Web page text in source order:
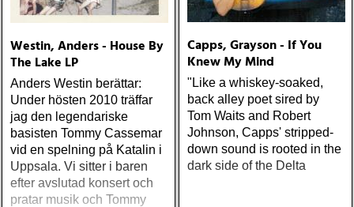
Westin, Anders - House By
The Lake LP
Anders Westin berättar:
Under hösten 2010 träffar
jag den legendariske
basisten Tommy Cassemar
vid en spelning på Katalin i
Uppsala. Vi sitter i baren
efter avslutad konsert och
pratar musik och Tommy
Capps, Grayson - If You
Knew My Mind
"Like a whiskey-soaked,
back alley poet sired by
Tom Waits and Robert
Johnson, Capps' stripped-
down sound is rooted in the
dark side of the Delta